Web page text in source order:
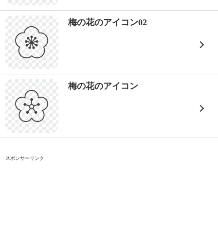
梅の花のアイコン02
梅の花のアイコン
スポンサーリンク